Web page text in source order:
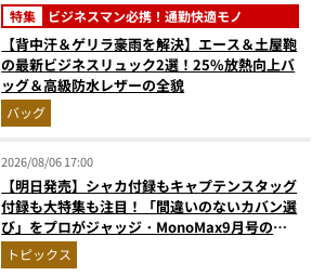
特集 ビジネスマン必携！通勤快適モノ
【背中汗＆ゲリラ豪雨を解決】エース＆土屋鞄
の最新ビジネスリュック2選！25%放熱向上バ
ッグ＆高級防水レザーの全貌
バッグ
2026/08/06 17:00
【明日発売】シャカ付録もキャプテンスタッグ
付録も大特集も注目！「間違いのないカバン選
び」をプロがジャッジ・MonoMax9月号の目
次を公開
トピックス